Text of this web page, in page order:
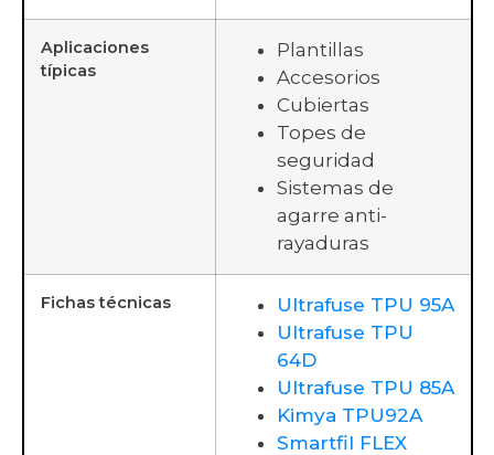
Aplicaciones
típicas
Plantillas
Accesorios
Cubiertas
Topes de
seguridad
Sistemas de
agarre anti-
rayaduras
Fichas técnicas
Ultrafuse TPU 95A
Ultrafuse TPU
64D
Ultrafuse TPU 85A
Kimya TPU92A
Smartfil FLEX